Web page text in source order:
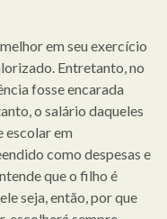
em seu exercício
Entretanto, no
fosse encarada
o salário daqueles
escolar em
como despesas e
que o filho é
seja, então, por que